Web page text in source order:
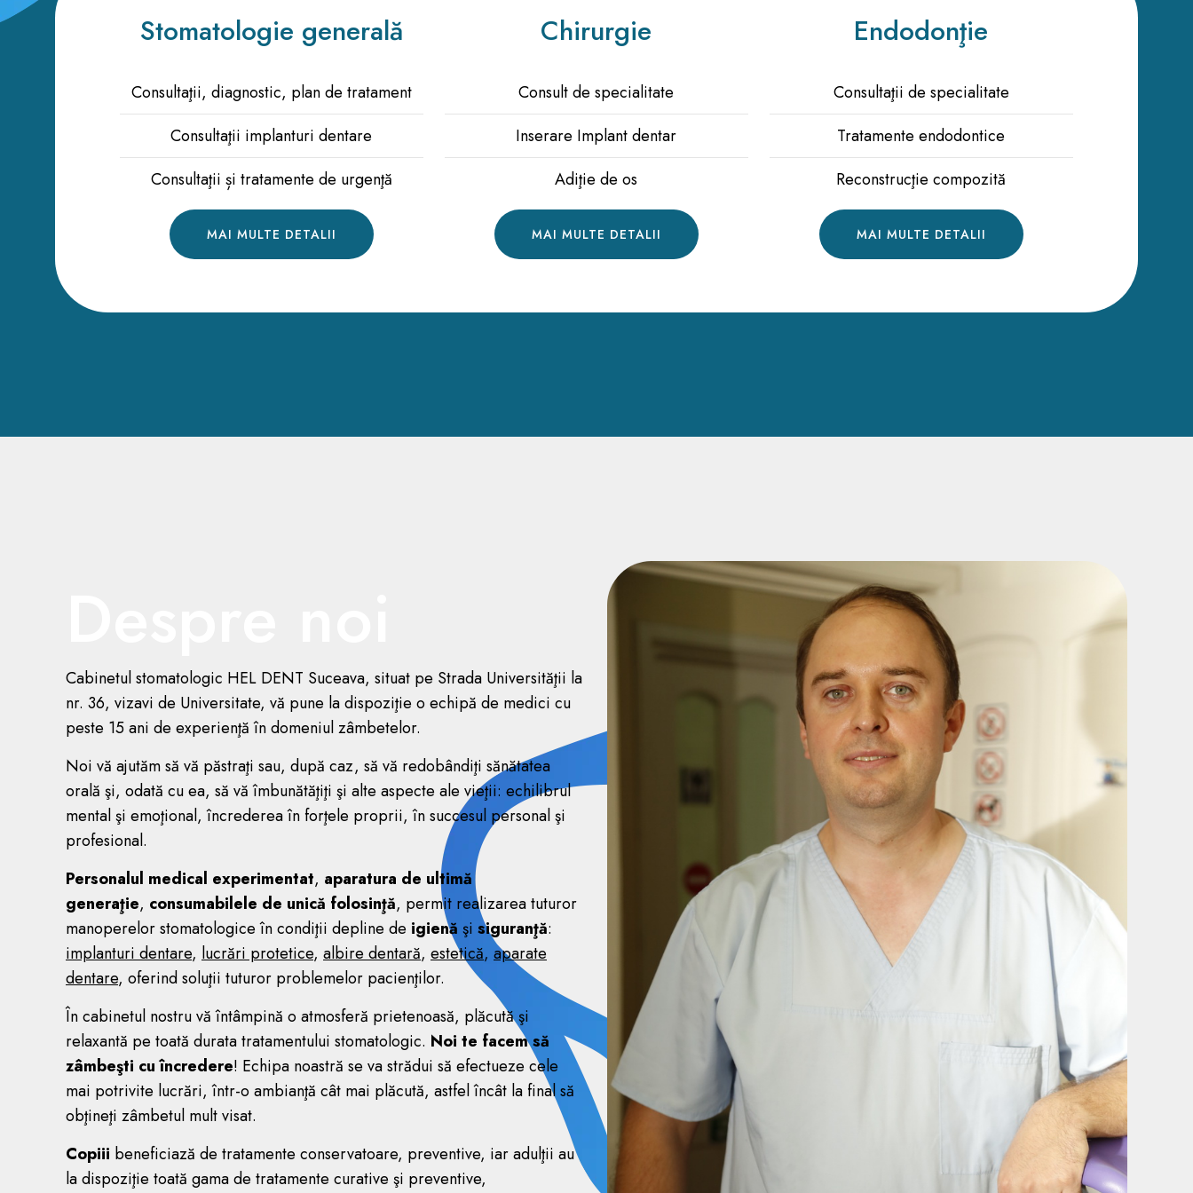
Stomatologie generală
Consultaţii, diagnostic, plan de tratament
Consultaţii implanturi dentare
Consultaţii și tratamente de urgenţă
MAI MULTE DETALII
Chirurgie
Consult de specialitate
Inserare Implant dentar
Adiţie de os
MAI MULTE DETALII
Endodonţie
Consultaţii de specialitate
Tratamente endodontice
Reconstrucţie compozită
MAI MULTE DETALII
Cabinetul stomatologic HEL DENT Suceava, situat pe Strada Universităţii la
nr. 36, vizavi de Universitate, vă pune la dispoziţie o echipă de medici cu
peste 15 ani de experienţă în domeniul zâmbetelor.
Noi vă ajutăm să vă păstraţi sau, după caz, să vă redobândiţi sănătatea
orală şi, odată cu ea, să vă îmbunătăţiţi şi alte aspecte ale vieţii: echilibrul
mental şi emoţional, încrederea în forţele proprii, în succesul personal şi
profesional.
Personalul medical experimentat, aparatura de ultimă
generaţie, consumabilele de unică folosinţă, permit realizarea tuturor
manoperelor stomatologice în condiţii depline de igienă şi siguranţă:
implanturi dentare, lucrări protetice, albire dentară, estetică, aparate
dentare, oferind soluţii tuturor problemelor pacienţilor.
În cabinetul nostru vă întâmpină o atmosferă prietenoasă, plăcută şi
relaxantă pe toată durata tratamentului stomatologic. Noi te facem să
zâmbeşti cu încredere! Echipa noastră se va strădui să efectueze cele
mai potrivite lucrări, într-o ambianţă cât mai plăcută, astfel încât la final să
obţineţi zâmbetul mult visat.
Copiii beneficiază de tratamente conservatoare, preventive, iar adulţii au
la dispoziţie toată gama de tratamente curative şi preventive,